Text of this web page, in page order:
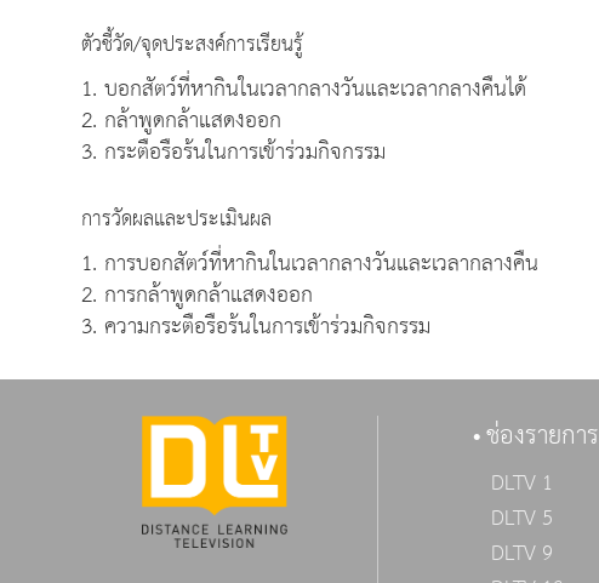
ตัวชี้วัด/จุดประสงค์การเรียนรู้
1. บอกสัตว์ที่หากินในเวลากลางวันและเวลากลางคืนได้
2. กล้าพูดกล้าแสดงออก
3. กระตือรือร้นในการเข้าร่วมกิจกรรม
การวัดผลและประเมินผล
1. การบอกสัตว์ที่หากินในเวลากลางวันและเวลากลางคืน
2. การกล้าพูดกล้าแสดงออก
3. ความกระตือรือร้นในการเข้าร่วมกิจกรรม
ช่องรายการ
DLTV 1
DLTV 5
DLTV 9